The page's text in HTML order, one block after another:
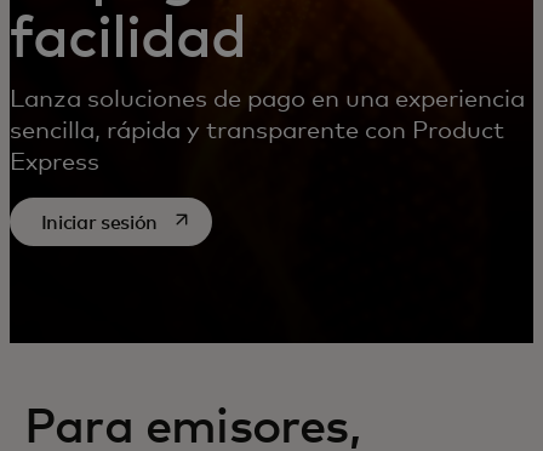
facilidad
Lanza soluciones de pago en una experiencia
sencilla, rápida y transparente con Product
Express
Iniciar sesión se abre en una pestaña nueva
Para emisores,